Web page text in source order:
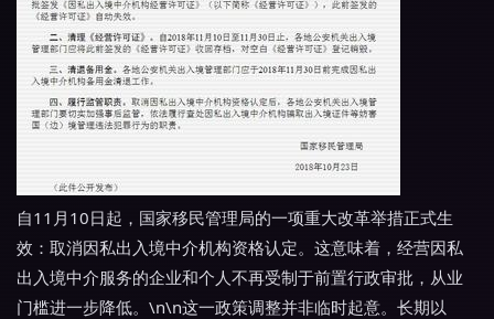
自11月10日起，国家移民管理局的一项重大改革举措正式生
效：取消因私出入境中介机构资格认定。这意味着，经营因私
出入境中介服务的企业和个人不再受制于前置行政审批，从业
门槛进一步降低。\n\n这一政策调整并非临时起意。长期以